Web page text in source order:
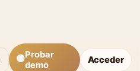
🟡Probar
demo
Acceder